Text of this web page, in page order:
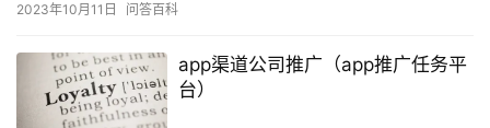
2023年10月11日 问答百科
app渠道公司推广（app推广任务平
台）